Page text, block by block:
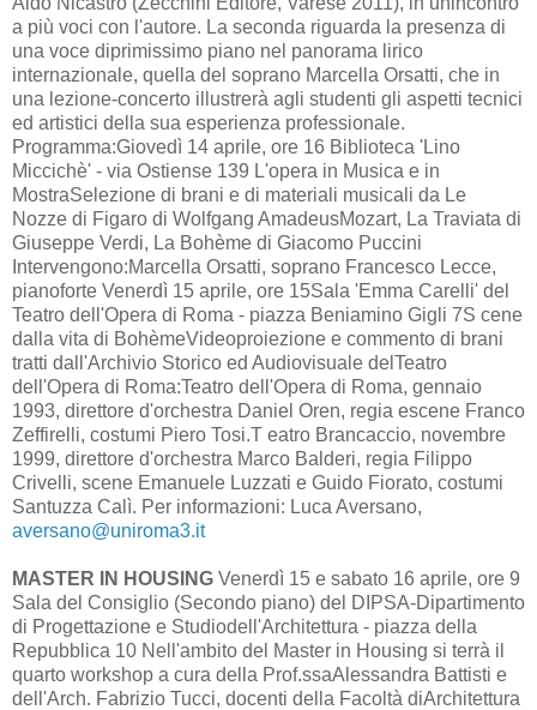
a più voci con l'autore. La seconda riguarda la presenza di
una voce diprimissimo piano nel panorama lirico
internazionale, quella del soprano Marcella Orsatti, che in
una lezione-concerto illustrerà agli studenti gli aspetti tecnici
ed artistici della sua esperienza professionale.
Programma:Giovedì 14 aprile, ore 16 Biblioteca 'Lino
Miccichè' - via Ostiense 139 L'opera in Musica e in
MostraSelezione di brani e di materiali musicali da Le
Nozze di Figaro di Wolfgang AmadeusMozart, La Traviata di
Giuseppe Verdi, La Bohème di Giacomo Puccini
Intervengono:Marcella Orsatti, soprano Francesco Lecce,
pianoforte Venerdì 15 aprile, ore 15Sala 'Emma Carelli' del
Teatro dell'Opera di Roma - piazza Beniamino Gigli 7S cene
dalla vita di BohèmeVideoproiezione e commento di brani
tratti dall'Archivio Storico ed Audiovisuale delTeatro
dell'Opera di Roma:Teatro dell'Opera di Roma, gennaio
1993, direttore d'orchestra Daniel Oren, regia escene Franco
Zeffirelli, costumi Piero Tosi.T eatro Brancaccio, novembre
1999, direttore d'orchestra Marco Balderi, regia Filippo
Crivelli, scene Emanuele Luzzati e Guido Fiorato, costumi
Santuzza Calì. Per informazioni: Luca Aversano,
aversano@uniroma3.it
MASTER IN HOUSING Venerdì 15 e sabato 16 aprile, ore 9
Sala del Consiglio (Secondo piano) del DIPSA-Dipartimento
di Progettazione e Studiodell'Architettura - piazza della
Repubblica 10 Nell'ambito del Master in Housing si terrà il
quarto workshop a cura della Prof.ssaAlessandra Battisti e
dell'Arch. Fabrizio Tucci, docenti della Facoltà diArchitettura